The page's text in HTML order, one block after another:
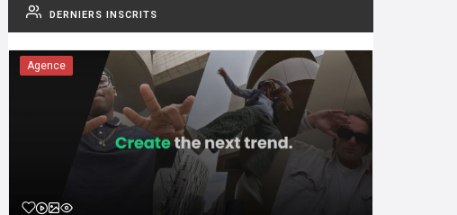
DERNIERS INSCRITS
Agence